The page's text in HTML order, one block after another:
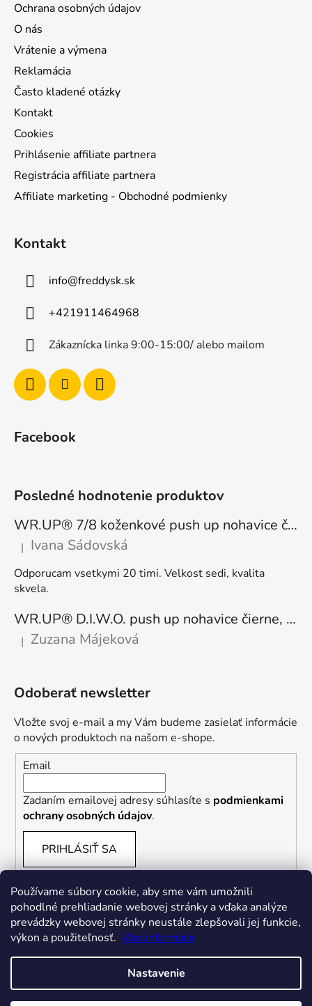
Používame súbory cookie, aby sme vám umožnili
pohodlné prehliadanie webovej stránky a vďaka analýze
prevádzky webovej stránky neustále zlepšovali jej funkcie,
výkon a použiteľnosť. Viac informácií
Nastavenie
Ochrana osobných údajov
O nás
Vrátenie a výmena
Reklamácia
Často kladené otázky
Kontakt
Cookies
Prihlásenie affiliate partnera
Registrácia affiliate partnera
Affiliate marketing - Obchodné podmienky
Kontakt
info@freddysk.sk
+421911464968
Zákaznícka linka 9:00-15:00/ alebo mailom
Facebook
Posledné hodnotenie produktov
WR.UP® 7/8 koženkové push up nohavice čierne, vysoký pás RE(MOVE) WRUP4HC006PREC, N
Hodnotenie produktu je 5 z 5 hviezdičiek.
| Ivana Sádovská
Odporucam vsetkymi 20 timi. Velkost sedi, kvalita
skvela.
WR.UP® D.I.W.O. push up nohavice čierne, zateplené, regular pás, WRUP1RF444, N
Hodnotenie produktu je 5 z 5 hviezdičiek.
| Zuzana Májeková
Odoberať newsletter
Vložte svoj e-mail a my Vám budeme zasielať informácie
o nových produktoch na našom e-shope.
Email
Zadaním emailovej adresy súhlasíte s podmienkami
ochrany osobných údajov.
PRIHLÁSIŤ SA